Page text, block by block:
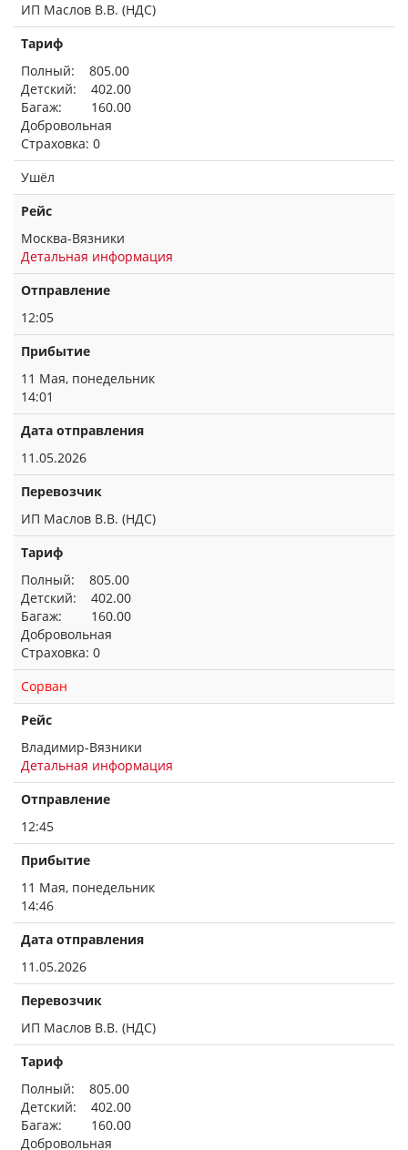
ИП Маслов В.В. (НДС)
Тариф
Полный: 805.00
Детский: 402.00
Багаж: 160.00
Добровольная
Страховка: 0
Ушёл
Рейс
Москва-Вязники
Детальная информация
Отправление
12:05
Прибытие
11 Мая, понедельник
14:01
Дата отправления
11.05.2026
Перевозчик
ИП Маслов В.В. (НДС)
Тариф
Полный: 805.00
Детский: 402.00
Багаж: 160.00
Добровольная
Страховка: 0
Сорван
Рейс
Владимир-Вязники
Детальная информация
Отправление
12:45
Прибытие
11 Мая, понедельник
14:46
Дата отправления
11.05.2026
Перевозчик
ИП Маслов В.В. (НДС)
Тариф
Полный: 805.00
Детский: 402.00
Багаж: 160.00
Добровольная